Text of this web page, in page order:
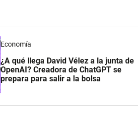
Economía
¿A qué llega David Vélez a la junta de
OpenAI? Creadora de ChatGPT se
prepara para salir a la bolsa